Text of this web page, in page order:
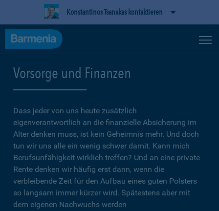
Konstantinos Tsanakas kontaktieren
Vorsorge und Finanzen
Dass jeder von uns heute zusätzlich
eigenverantwortlich an die finanzielle Absicherung im
Alter denken muss, ist kein Geheimnis mehr. Und doch
tun wir uns alle ein wenig schwer damit. Kann mich
Berufsunfähigkeit wirklich treffen? Und an eine private
Rente denken wir häufig erst dann, wenn die
verbleibende Zeit für den Aufbau eines guten Polsters
so langsam immer kürzer wird. Spätestens aber mit
dem eigenen Nachwuchs werden